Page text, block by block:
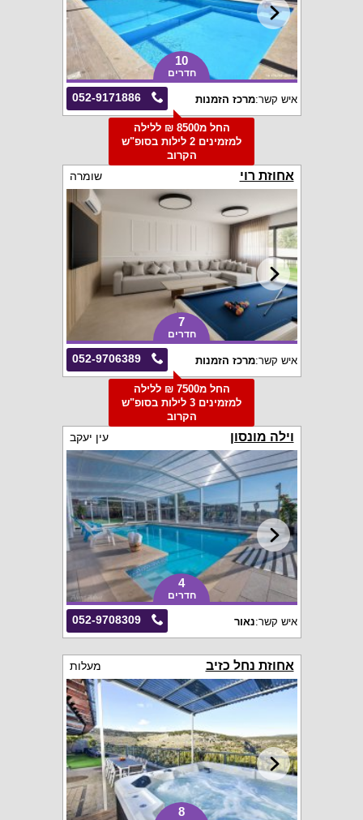
10
חדרים
052-9171886 איש קשר:מרכז הזמנות
החל מ8500 ₪ ללילה
למזמינים 2 לילות בסופ"ש
הקרוב
אחוזת רוי שומרה
7
חדרים
052-9706389 איש קשר:מרכז הזמנות
החל מ7500 ₪ ללילה
למזמינים 3 לילות בסופ"ש
הקרוב
וילה מונסון עין יעקב
4
חדרים
052-9708309 איש קשר:נאור
אחוזת נחל כזיב מעלות
8